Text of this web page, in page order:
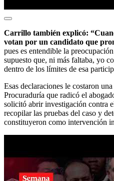
Carrillo también explicó:
votan por un candidato que
pues es entendible la
supuesto que, ni más faltaba, yo
dentro de los límites de esa
Esas declaraciones le costaron
Procuraduría que radicó el
solicitó abrir investigación contra
recopilar las pruebas del caso y
constituyeron como intervención